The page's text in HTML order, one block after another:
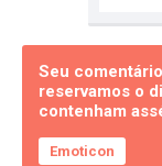
Seu
reservamos o
contenham
Emoticon